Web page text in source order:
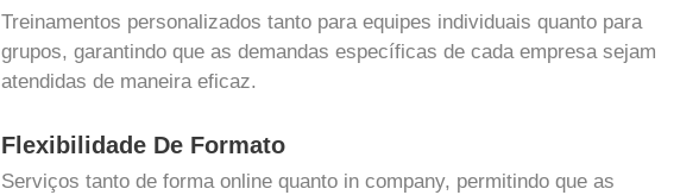
Treinamentos personalizados tanto para equipes individuais quanto para
grupos, garantindo que as demandas específicas de cada empresa sejam
atendidas de maneira eficaz.
Flexibilidade De Formato
Serviços tanto de forma online quanto in company, permitindo que as